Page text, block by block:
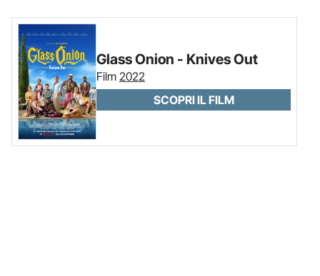
Glass Onion - Knives Out
Film 2022
SCOPRI IL FILM